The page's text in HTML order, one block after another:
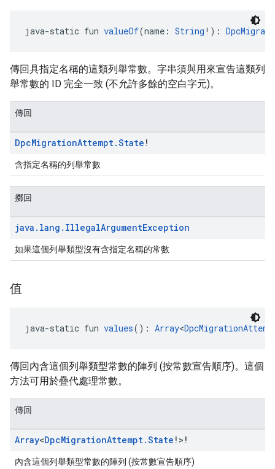
java-static fun valueOf(name: String !):
傳回具指定名稱的這類列舉常數。字串須與用來宣告這類列
舉常數的 ID 完全一致 (不允許多餘的空白字元)。
傳回
DpcMigrationAttempt.State !
含指定名稱的列舉常數
擲回
java . lang . IllegalArgumentException
如果這個列舉類型沒有含指定名稱的常數
值
java-static fun values(): Array<
傳回內含這個列舉類型常數的陣列 (按常數宣告順序)。這個
方法可用於疊代處理常數。
傳回
Array<DpcMigrationAttempt.State !>!
內含這個列舉類型常數的陣列 (按常數宣告順序)